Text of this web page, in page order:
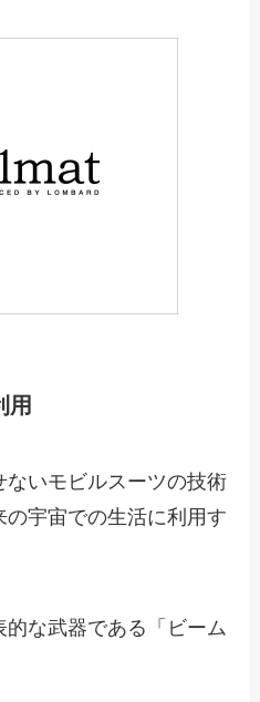
用
ないモビルスーツの技術
宇宙での生活に利用す
な武器である「ビーム